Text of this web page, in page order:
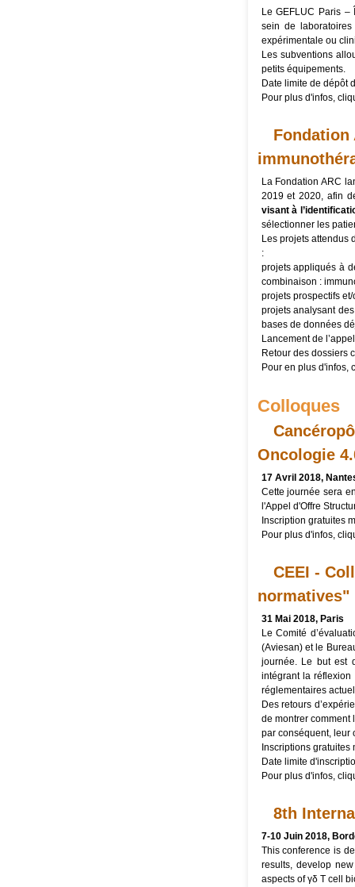
Le GEFLUC Paris
sein de
expérimentale ou
Les subventions
petits équipements.
Date limite de dépôt
Pour plus d'infos,
Fondation
La Fondation ARC
2019 et 2020, afin
visant à
sélectionner les
Les projets attendus
:
projets appliqués à
combinaison :
projets prospectifs
projets analysant
bases de données
Lancement de
Retour des dossiers
Pour en plus d'infos,
Colloques
Oncologie
17 Avril 2018,
Cette journée sera
l'Appel d'Offre
Inscription gratuites
Pour plus d'infos,
CEEI -
normatives"
31 Mai 2018, Paris
Le Comité
(Aviesan) et le
journée. Le but est
intégrant la
réglementaires
Des retours
de montrer comment
par conséquent, leur
Inscriptions gratuites
Date limite
Pour plus d'infos,
8th
7-10 Juin 2018,
This conference is
results, develop
aspects of γδ T cell